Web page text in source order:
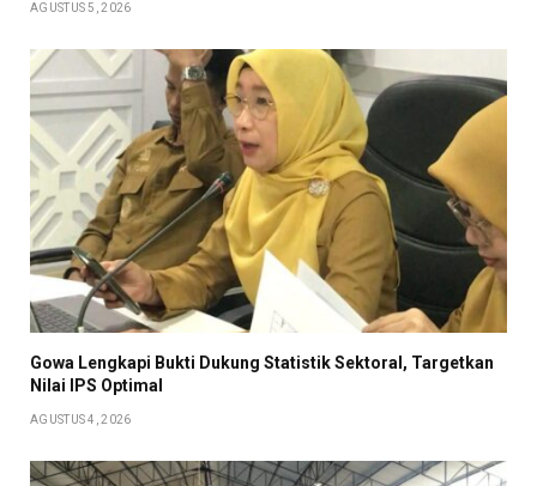
AGUSTUS 5, 2026
Gowa Lengkapi Bukti Dukung Statistik Sektoral, Targetkan
Nilai IPS Optimal
AGUSTUS 4, 2026